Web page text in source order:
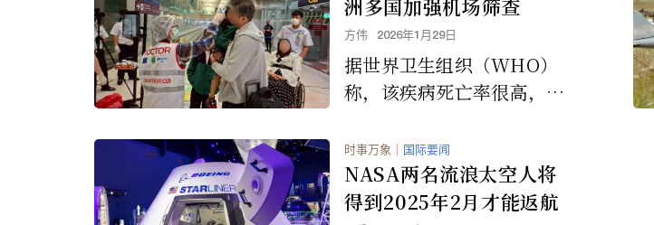
洲多国加强机场筛查
方伟 2026年1月29日
据世界卫生组织（WHO）
称，该疾病死亡率很高，介
尚无获批的疫苗或特效疗
法。
时事万象 ｜ 国际要闻
NASA两名流浪太空人将
得到2025年2月才能返航